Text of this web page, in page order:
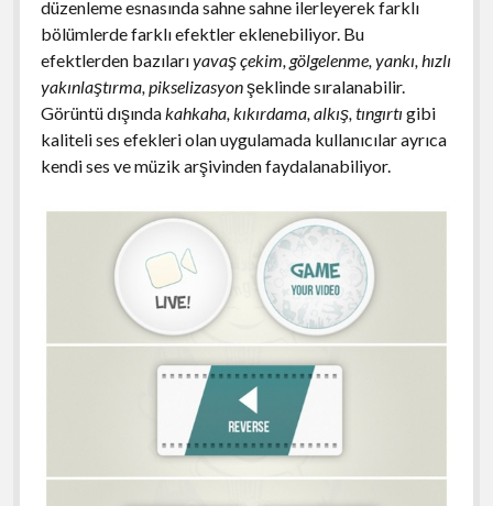
düzenleme esnasında sahne sahne ilerleyerek farklı
bölümlerde farklı efektler eklenebiliyor. Bu
efektlerden bazılarıyavaş çekim, gölgelenme, yankı, hızlı
yakınlaştırma, pikselizasyonşeklinde sıralanabilir.
Görüntü dışında kahkaha, kıkırdama, alkış, tıngırtı gibi
kaliteli ses efekleri olan uygulamada kullanıcılar ayrıca
kendi ses ve müzik arşivinden faydalanabiliyor.